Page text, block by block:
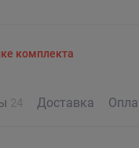
комплекта
24 Доставка